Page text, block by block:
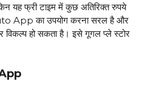
यह फ्री टाइम में कुछ अतिरिक्त रुपये
App का उपयोग करना सरल है और
विकल्प हो सकता है। इसे गूगल प्ले स्टोर